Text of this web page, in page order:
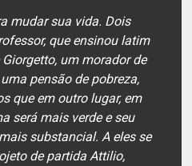
mudar sua vida. Dois
que ensinou latim
um morador de
pensão de pobreza,
que em outro lugar, em
será mais verde e seu
substancial. A eles se
de partida Attilio,